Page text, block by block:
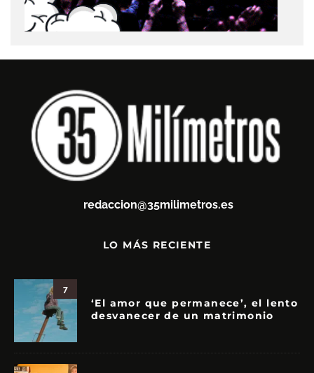
redaccion@35milimetros.es
LO MÁS RECIENTE
7
‘El amor que permanece’, el lento
desvanecer de un matrimonio